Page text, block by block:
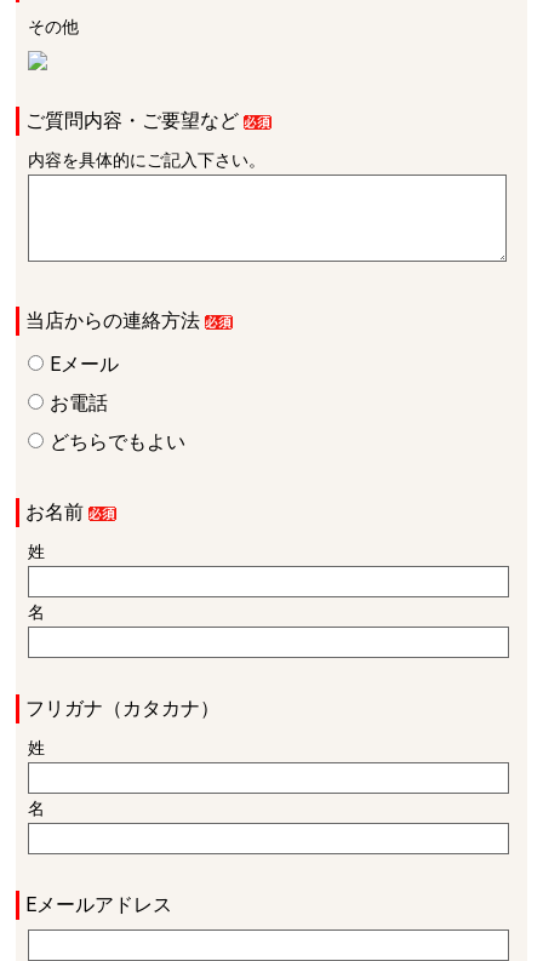
その他
ご質問内容・ご要望など
内容を具体的にご記入下さい。
当店からの連絡方法
Eメール
お電話
どちらでもよい
お名前
姓
名
フリガナ（カタカナ）
姓
名
Eメールアドレス